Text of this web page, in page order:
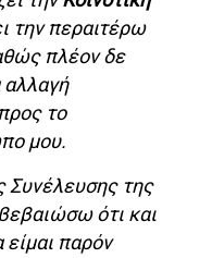
την περαιτέρω
πλέον δε
αλλαγή
το
μου.
Συνέλευσης της
ότι και
παρόν